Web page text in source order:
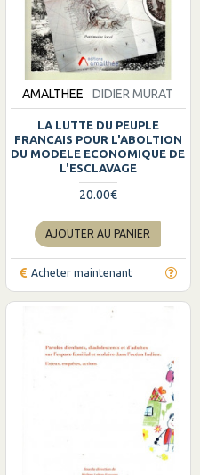
AMALTHEE DIDIER MURAT
LA LUTTE DU PEUPLE
FRANCAIS POUR L'ABOLTION
DU MODELE ECONOMIQUE DE
L'ESCLAVAGE
20.00€
AJOUTER AU PANIER
Acheter maintenant